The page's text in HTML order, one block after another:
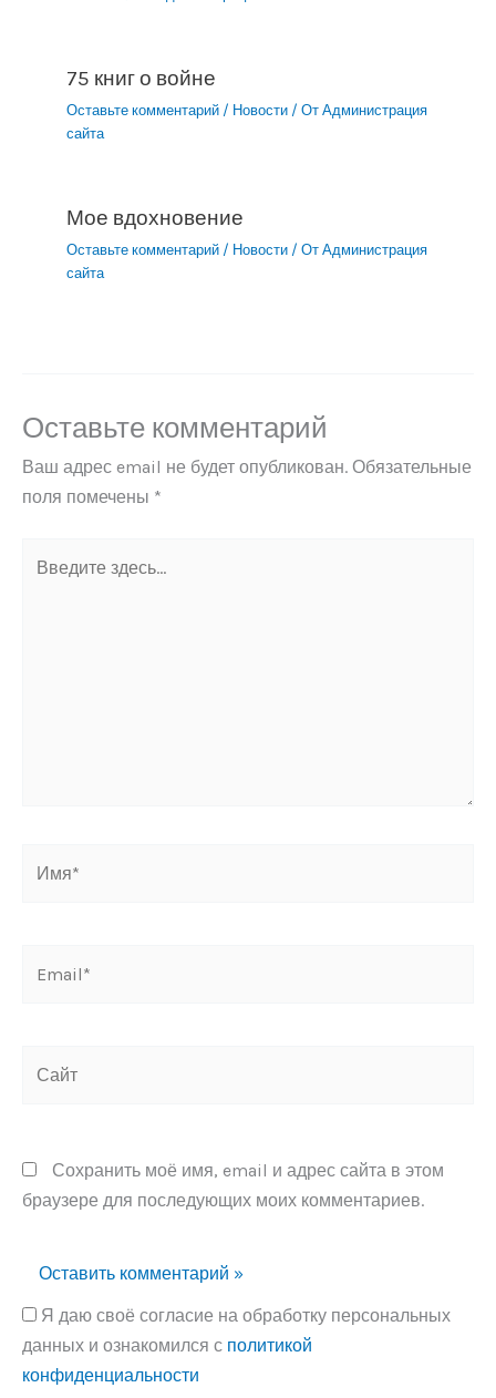
75 книг о войне
Оставьте комментарий / Новости / От Администрация
сайта
Мое вдохновение
Оставьте комментарий / Новости / От Администрация
сайта
Оставьте комментарий
Ваш адрес email не будет опубликован. Обязательные
поля помечены *
здесь...
Сохранить моё имя, email и адрес сайта в этом
браузере для последующих моих комментариев.
Я даю своё согласие на обработку персональных
данных и ознакомился с политикой
конфиденциальности